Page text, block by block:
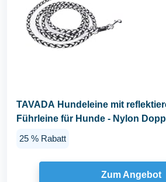
TAVADA Hundeleine mit
Führleine für Hunde - Nylon
25 % Rabatt
Zum Angebot